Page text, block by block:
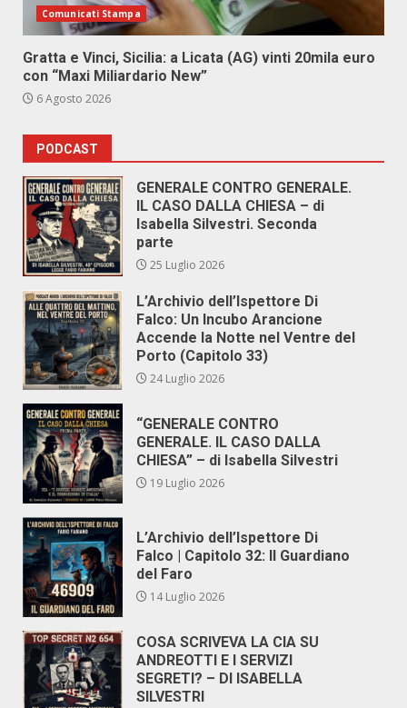
Comunicati Stampa
Gratta e Vinci, Sicilia: a Licata (AG) vinti 20mila euro
con “Maxi Miliardario New”
6 Agosto 2026
PODCAST
GENERALE CONTRO GENERALE.
IL CASO DALLA CHIESA – di
Isabella Silvestri. Seconda
parte
25 Luglio 2026
L’Archivio dell’Ispettore Di
Falco: Un Incubo Arancione
Accende la Notte nel Ventre del
Porto (Capitolo 33)
24 Luglio 2026
“GENERALE CONTRO
GENERALE. IL CASO DALLA
CHIESA” – di Isabella Silvestri
19 Luglio 2026
L’Archivio dell’Ispettore Di
Falco | Capitolo 32: Il Guardiano
del Faro
14 Luglio 2026
COSA SCRIVEVA LA CIA SU
ANDREOTTI E I SERVIZI
SEGRETI? – DI ISABELLA
SILVESTRI